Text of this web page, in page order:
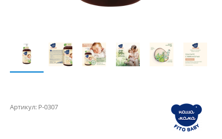
Артикул: Р-0307